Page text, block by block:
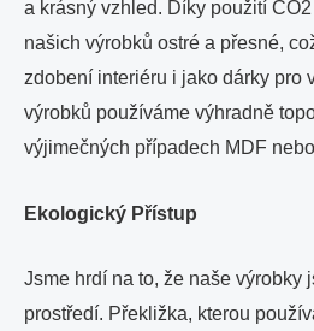
a krásný vzhled. Díky použití
našich výrobků ostré a přesné,
zdobení interiéru i jako dárky pro
výrobků používáme výhradně
výjimečných případech MDF
Ekologický Přístup
Jsme hrdí na to, že naše výrobky
prostředí. Překližka, kterou